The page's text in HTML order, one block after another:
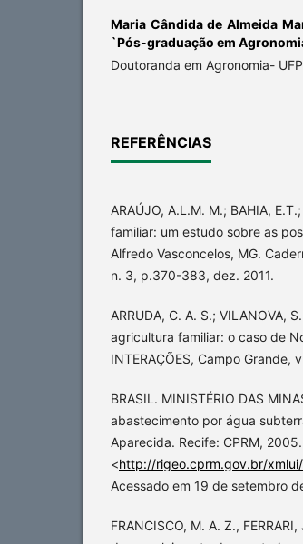
Maria Cândida de Almeida
`Pós-graduação em
Doutoranda em Agronomia-
REFERÊNCIAS
ARAÚJO, A.L.M. M.; BAHIA,
familiar: um estudo sobre as
Alfredo Vasconcelos, MG.
n. 3, p.370-383, dez. 2011.
ARRUDA, C. A. S.; VILANOVA,
agricultura familiar: o caso de
INTERAÇÕES, Campo
BRASIL. MINISTÉRIO DAS
abastecimento por água
Aparecida. Recife: CPRM,
<http://rigeo.cprm.gov.br/
Acessado em 19 de setembro
FRANCISCO, M. A. Z.,